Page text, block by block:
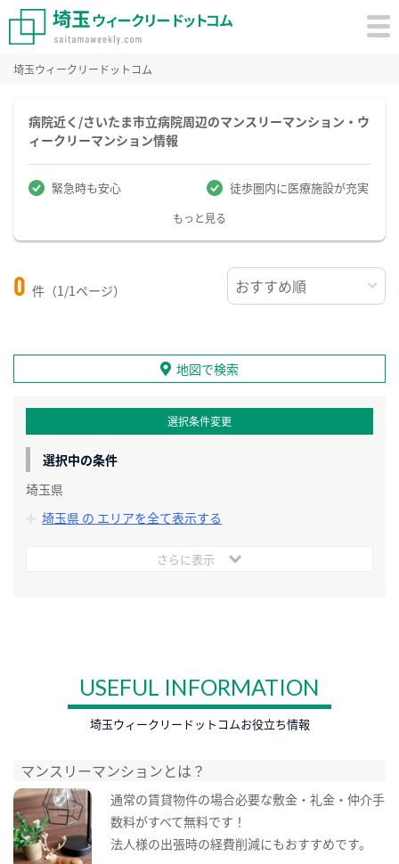
埼玉ウィークリードットコム
病院近く/さいたま市立病院周辺のマンスリーマンション・ウ
ィークリーマンション情報
緊急時も安心 徒歩圏内に医療施設が充実
もっと見る
0 件（1/1ページ）
地図で検索
選択条件変更
選択中の条件
埼玉県
埼玉県 の エリアを全て表示する
さらに表示
USEFUL INFORMATION
埼玉ウィークリードットコムお役立ち情報
マンスリーマンションとは？
通常の賃貸物件の場合必要な敷金・礼金・仲介手
数料がすべて無料です！
法人様の出張時の経費削減にもおすすめです。